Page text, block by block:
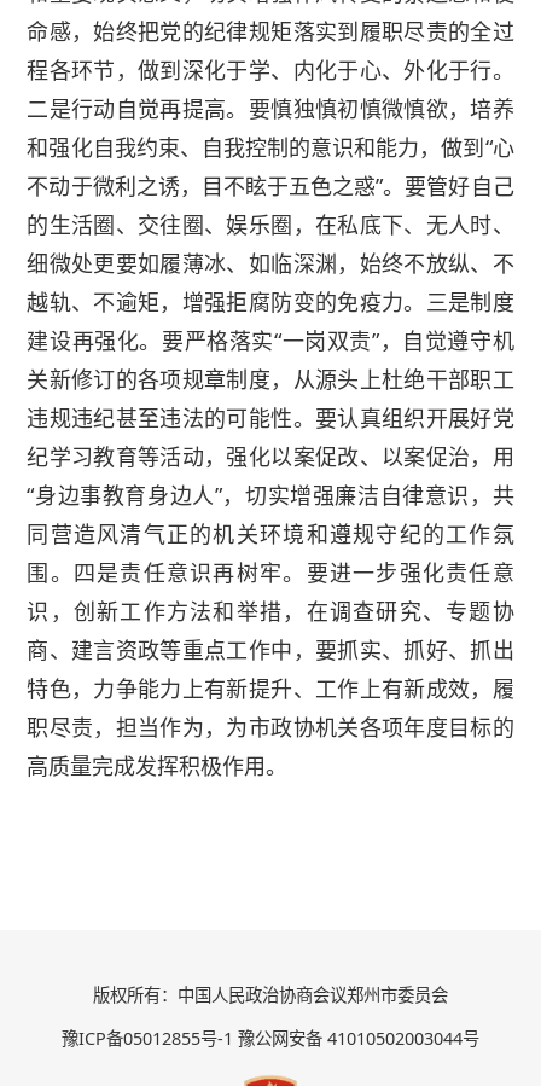
命感，始终把党的纪律规矩落实到履职尽责的全过
程各环节，做到深化于学、内化于心、外化于行。
二是行动自觉再提高。要慎独慎初慎微慎欲，培养
和强化自我约束、自我控制的意识和能力，做到“心
不动于微利之诱，目不眩于五色之惑”。要管好自己
的生活圈、交往圈、娱乐圈，在私底下、无人时、
细微处更要如履薄冰、如临深渊，始终不放纵、不
越轨、不逾矩，增强拒腐防变的免疫力。三是制度
建设再强化。要严格落实“一岗双责”，自觉遵守机
关新修订的各项规章制度，从源头上杜绝干部职工
违规违纪甚至违法的可能性。要认真组织开展好党
纪学习教育等活动，强化以案促改、以案促治，用
“身边事教育身边人”，切实增强廉洁自律意识，共
同营造风清气正的机关环境和遵规守纪的工作氛
围。四是责任意识再树牢。要进一步强化责任意
识，创新工作方法和举措，在调查研究、专题协
商、建言资政等重点工作中，要抓实、抓好、抓出
特色，力争能力上有新提升、工作上有新成效，履
职尽责，担当作为，为市政协机关各项年度目标的
高质量完成发挥积极作用。
版权所有：中国人民政治协商会议郑州市委员会
豫ICP备05012855号-1 豫公网安备 41010502003044号